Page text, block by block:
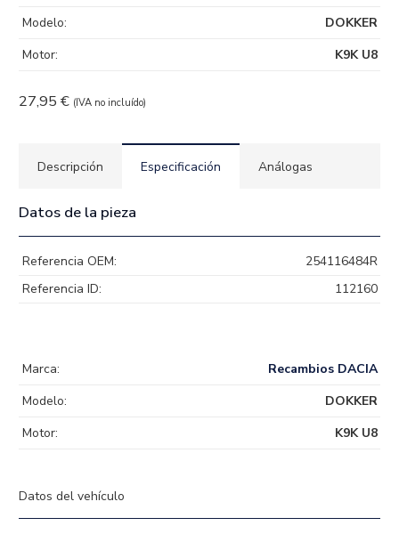
27,95 € (IVA no incluído)
Modelo:
DOKKER
Motor:
K9K U8
Descripción Especificación Análogas
Datos de la pieza
Referencia OEM:
254116484R
Referencia ID:
112160
Marca:
Recambios DACIA
Modelo:
DOKKER
Motor:
K9K U8
Datos del vehículo